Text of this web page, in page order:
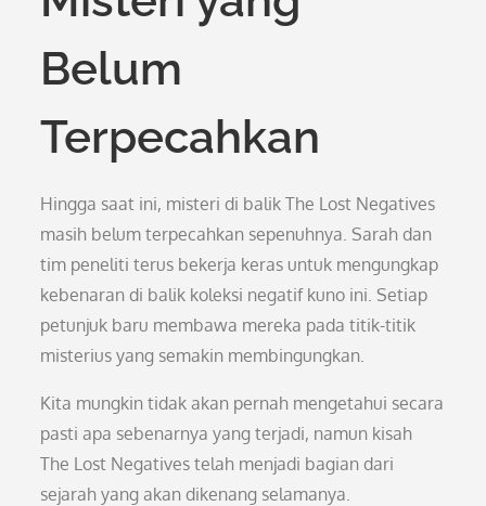
Belum
Terpecahkan
Hingga saat ini, misteri di balik The Lost Negatives
masih belum terpecahkan sepenuhnya. Sarah dan
tim peneliti terus bekerja keras untuk mengungkap
kebenaran di balik koleksi negatif kuno ini. Setiap
petunjuk baru membawa mereka pada titik-titik
misterius yang semakin membingungkan.
Kita mungkin tidak akan pernah mengetahui secara
pasti apa sebenarnya yang terjadi, namun kisah
The Lost Negatives telah menjadi bagian dari
sejarah yang akan dikenang selamanya.